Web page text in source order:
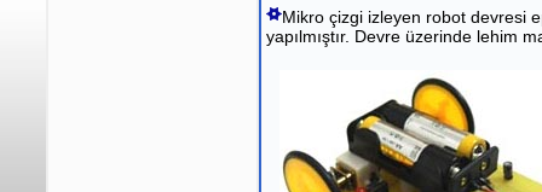
Mikro çizgi izleyen robot devresi
yapılmıştır. Devre üzerinde lehim